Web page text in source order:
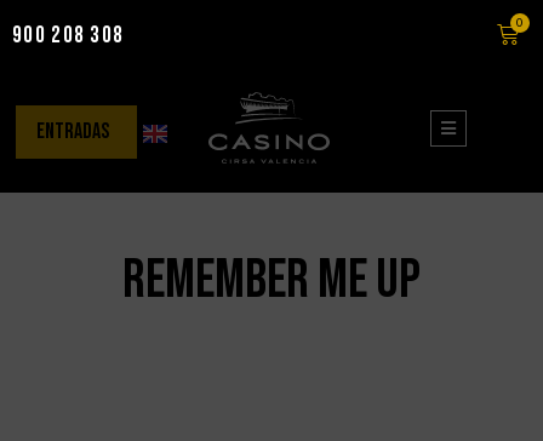
contenido
900 208 308 0
entradas
Remember me up